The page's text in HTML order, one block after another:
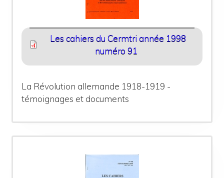
Les cahiers du Cermtri année 1998
numéro 91
La Révolution allemande 1918-1919 -
témoignages et documents